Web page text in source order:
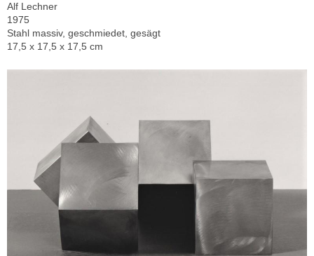
Alf Lechner
1975
Stahl massiv, geschmiedet, gesägt
17,5 x 17,5 x 17,5 cm